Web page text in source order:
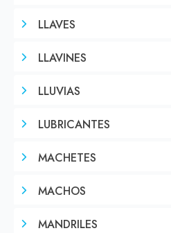
LLAVES
LLAVINES
LLUVIAS
LUBRICANTES
MACHETES
MACHOS
MANDRILES